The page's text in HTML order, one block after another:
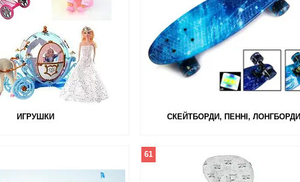
ИГРУШКИ СКЕЙТБОРДИ, ПЕННІ, ЛОНГБОРДИ
61